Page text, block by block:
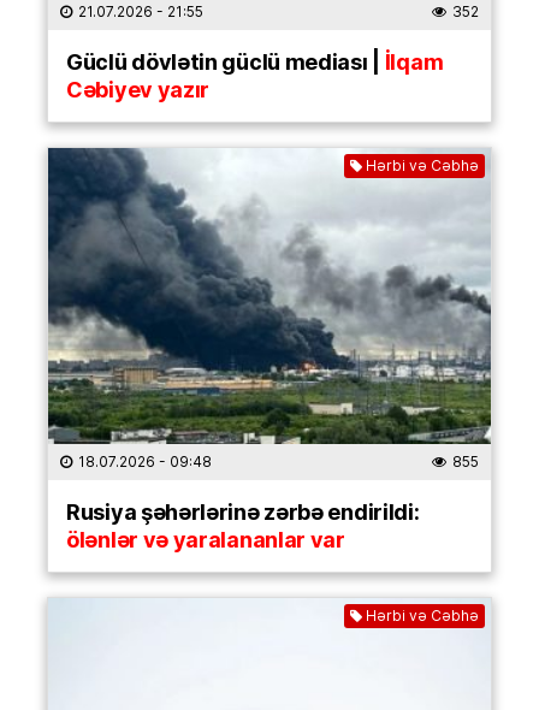
21.07.2026 - 21:55 352
Güclü dövlətin güclü mediası | İlqam
Cəbiyev yazır
Hərbi və Cəbhə
18.07.2026 - 09:48 855
Rusiya şəhərlərinə zərbə endirildi:
ölənlər və yaralananlar var
Hərbi və Cəbhə